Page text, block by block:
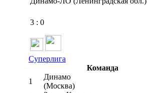
3 : 0
Суперлига
Команда
1
Динамо
(Москва)